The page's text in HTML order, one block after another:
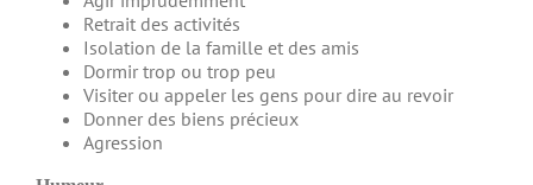
Retrait des activités
Isolation de la famille et des amis
Dormir trop ou trop peu
Visiter ou appeler les gens pour dire au revoir
Donner des biens précieux
Agression